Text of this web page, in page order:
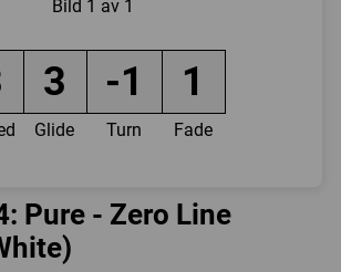
Bild 1 av 1
3 -1 1
Glide Turn Fade
Pure - Zero Line